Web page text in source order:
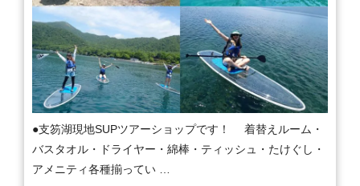
●支笏湖現地SUPツアーショップです！ 着替えルーム・
バスタオル・ドライヤー・綿棒・ティッシュ・たけぐし・
アメニティ各種揃ってい …